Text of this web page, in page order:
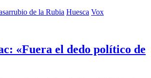
de la Rubia Huesca Vox
«Fuera el dedo político de